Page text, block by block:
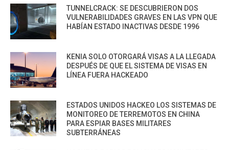
TUNNELCRACK: SE DESCUBRIERON DOS
VULNERABILIDADES GRAVES EN LAS VPN QUE
HABÍAN ESTADO INACTIVAS DESDE 1996
KENIA SOLO OTORGARÁ VISAS A LA LLEGADA
DESPUÉS DE QUE EL SISTEMA DE VISAS EN
LÍNEA FUERA HACKEADO
ESTADOS UNIDOS HACKEO LOS SISTEMAS DE
MONITOREO DE TERREMOTOS EN CHINA
PARA ESPIAR BASES MILITARES
SUBTERRÁNEAS